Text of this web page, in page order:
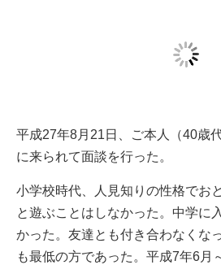
平成27年8月21日、ご本人（40歳
に来られて面談を行った。
小学校時代、人見知りの性格でお
と遊ぶことはしなかった。中学に
かった。友達とも付き合わなくな
も最低の方であった。平成7年6月